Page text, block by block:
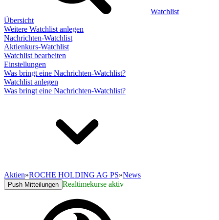
Watchlist
Übersicht
Weitere Watchlist anlegen
Nachrichten-Watchlist
Aktienkurs-Watchlist
Watchlist bearbeiten
Einstellungen
Was bringt eine Nachrichten-Watchlist?
Watchlist anlegen
Was bringt eine Nachrichten-Watchlist?
Aktien»ROCHE HOLDING AG PS»News
Push Mitteilungen Realtimekurse aktiv